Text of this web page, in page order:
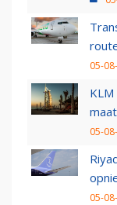
05-
05-
05-